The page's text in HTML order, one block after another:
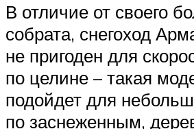
В отличие от своего
собрата, снегоход
не пригоден для
по целине – такая
подойдет для
по заснеженным,